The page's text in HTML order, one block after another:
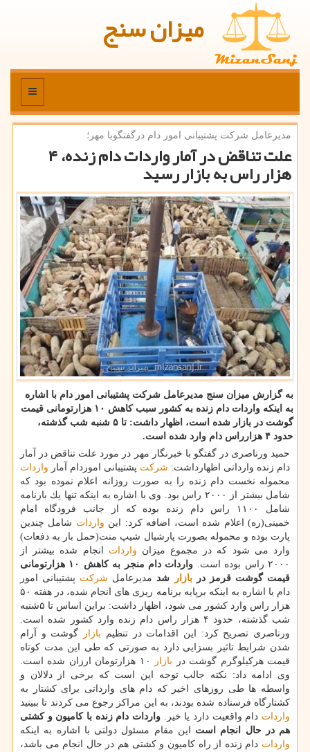
میزان سنج
منو
مدیرعامل شركت پشتیبانی امور دام درگفتگوبا مهر؛
علت تناقض در آمار واردات دام زنده، ۴
هزار راس به بازار رسید
به گزارش میزان سنج مدیرعامل شركت پشتیبانی امور دام با اشاره
به اینكه واردات دام زنده به كشور سبب كاهش ۱۰ هزارتومانی قیمت
گوشت در بازار شده است، اظهار داشت: تا ۵ شنبه شب گذشته،
حدود ۴ هزارراس دام وارد شده است.
حمید ورناصری در گفتگو با خبرنگار مهر در مورد علت تناقض در آمار
دام زنده وارداتی اظهارداشت: شركت پشتیبانی اموردام آمار واردات
محموله نخست دام زنده را به صورت روزانه اعلام نموده بود كه
شامل بیشتر از ۲۰۰۰ راس بود. وی با اشاره به اینكه تنها یك بارنامه
شامل ۱۱۰۰ راس دام زنده بوده كه از جانب فرودگاه امام
خمینی(ره) اعلام شده است، اضافه كرد: این واردات شامل چندین
پارت بوده و محموله بصورت پارشیال شیپ منت(حمل بار به دفعات)
وارد می شود كه در مجموع میزان واردات انجام شده بیشتر از
۲۰۰۰ راس بوده است.
واردات دام منجر به كاهش ۱۰ هزارتومانی
قیمت گوشت قرمز دربازار شد مدیرعامل شركت پشتیبانی امور
دام با اشاره به اینكه برپایه برنامه ریزی های انجام شده، در هفته ۵۰
هزار راس وارد كشور می شود، اظهار داشت: براین اساس تا ۵شنبه
شب گذشته، حدود ۴ هزار راس دام زنده وارد كشور شده است.
ورناصری تصریح كرد: این اقدامات در تنظیم بازار
گوشت و آرام
شدن شرایط تاثیر بسزایی دارد به صورتی كه طی این مدت كوتاه
قیمت هركیلوگرم گوشت در بازار
۱۰ هزارتومان ارزان شده است.
وی ادامه داد: نكته جالب توجه این است كه برخی از دلالان و
واسطه ها طی روزهای اخیر كه دام های وارداتی برای كشتار به
كشتارگاه فرستاده شده بودند، به این مراكز رجوع می كردند تا ببینید
واردات دام واقعیت دارد یا خیر. واردات دام زنده با كامیون و كشتی
هم در حال انجام است این مقام مسئول دولتی با اشاره به اینكه
واردات دام زنده از راه كامیون و كشتی هم در حال انجام می باشد،